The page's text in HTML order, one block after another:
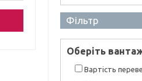
Фільтр
Оберiть
Вартiсть